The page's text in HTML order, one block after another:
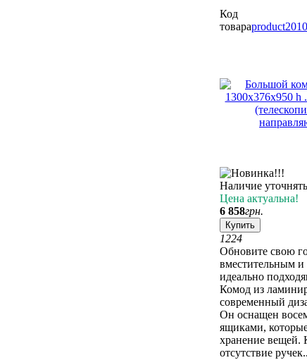
Код
товара
Наличие уточнять
Цена актуальна!
6 858грн.
Купить
1224
Обновите свою
вместительным
идеально
Комод из
современный
Он оснащен
ящиками,
хранение вещей.
отсутствие